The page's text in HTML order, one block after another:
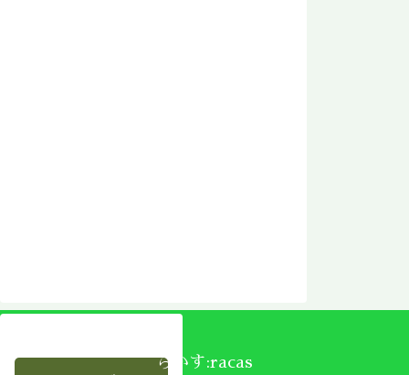
らかす:racas